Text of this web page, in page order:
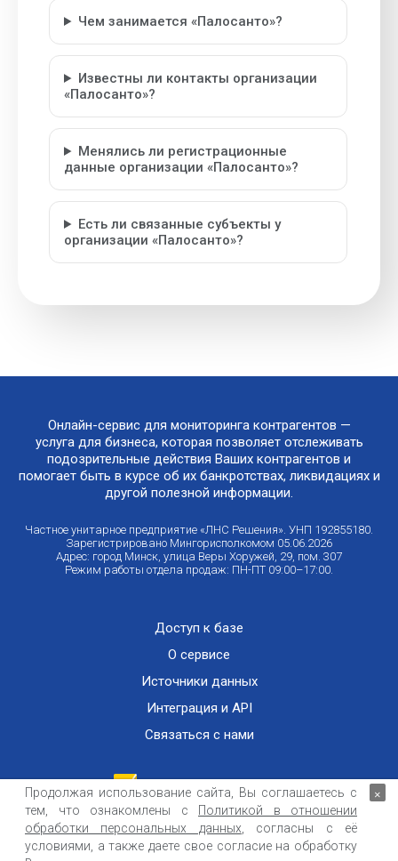
Чем занимается «Палосанто»?
Известны ли контакты организации
«Палосанто»?
Менялись ли регистрационные
данные организации «Палосанто»?
Есть ли связанные субъекты у
организации «Палосанто»?
Онлайн-сервис для мониторинга контрагентов —
услуга для бизнеса, которая позволяет отслеживать
подозрительные действия Ваших контрагентов и
помогает быть в курсе об их банкротствах, ликвидациях и
другой полезной информации.
Частное унитарное предприятие «ЛНС Решения». УНП 192855180.
Зарегистрировано Мингорисполкомом 05.06.2026
Адрес: город Минск, улица Веры Хоружей, 29, пом. 307
Режим работы отдела продаж: ПН-ПТ 09:00–17:00.
Доступ к базе
О сервисе
Источники данных
Интеграция и API
Связаться с нами
Публичный договор оказания информационных услуг
ООО «Контемпорари» не несет ответственности за достоверность информации,
получаемой из открытых источников и от третьих лиц.
Продолжая использование сайта, Вы соглашаетесь с
тем, что ознакомлены с
Политикой в отношении
обработки персональных данных , согласны с её
условиями, а также даете свое согласие на обработку
×